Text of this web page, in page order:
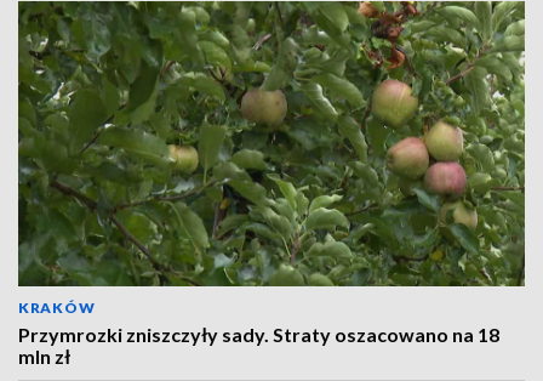
KRAKÓW
Przymrozki zniszczyły sady. Straty oszacowano na 18
mln zł